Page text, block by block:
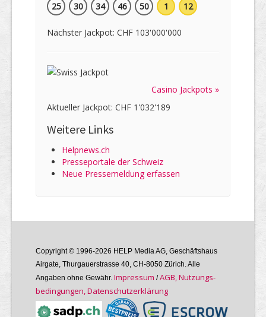
25
30 34 46 50 1 12
Nächster Jackpot: CHF 103'000'000
Casino Jackpots »
Aktueller Jackpot: CHF 1'032'189
Weitere Links
Helpnews.ch
Presseportale der Schweiz
Neue Pressemeldung erfassen
Copyright © 1996-2026 HELP Media AG, Geschäftshaus
Airgate, Thurgauer­strasse 40, CH-8050 Zürich. Alle
Angaben ohne Gewähr. Im­pres­sum /AGB, Nutzungs­
bedin­gungen, Daten­schutz­er­klärung